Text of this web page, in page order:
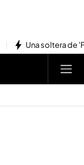
Una soltera de